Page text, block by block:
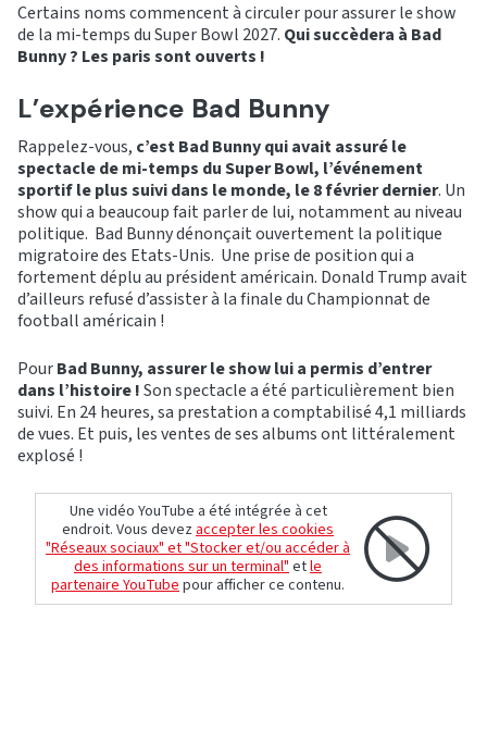
Certains noms commencent à circuler pour assurer le show
de la mi-temps du Super Bowl 2027. Qui succèdera à Bad
Bunny ? Les paris sont ouverts !
L’expérience Bad Bunny
Rappelez-vous, c’est Bad Bunny qui avait assuré le
spectacle de mi-temps du Super Bowl, l’événement
sportif le plus suivi dans le monde, le 8 février dernier. Un
show qui a beaucoup fait parler de lui, notamment au niveau
politique. Bad Bunny dénonçait ouvertement la politique
migratoire des Etats-Unis. Une prise de position qui a
fortement déplu au président américain. Donald Trump avait
d’ailleurs refusé d’assister à la finale du Championnat de
football américain !
PourBad Bunny, assurer le show lui a permis d’entrer
dans l’histoire !Son spectacle a été particulièrement bien
suivi. En 24 heures, sa prestation a comptabilisé 4,1 milliards
de vues. Et puis, les ventes de ses albums ont littéralement
explosé !
Une vidéo YouTube a été intégrée à cet
endroit. Vous devezaccepter les cookies
"Réseaux sociaux" et "Stocker et/ou accéder à
des informations sur un terminal"etle
partenaire YouTubepour afficher ce contenu.